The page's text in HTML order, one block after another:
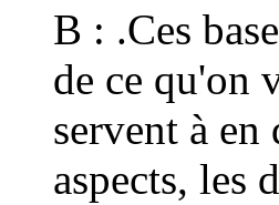
B : .Ces
de ce qu'on
servent à en
aspects, les